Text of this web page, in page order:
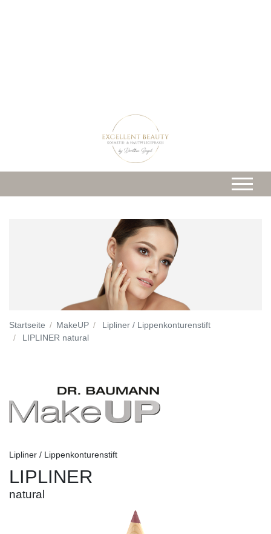
Startseite MakeUP
Lipliner / Lippenkonturenstift
LIPLINER natural
Lipliner / Lippenkonturenstift
LIPLINER
natural